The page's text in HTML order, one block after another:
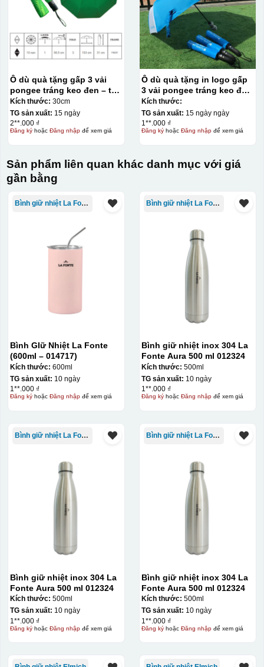
Ô dù quà tặng gấp 3 vải
pongee tráng keo đen – tự
động 2 chiều R58.5cm KQ-
OD21
Kích thước: 30cm
TG sản xuất: 15 ngày
2**.000 ₫
Đăng kýhoặc Đăng nhậpđể xem giá
Ô dù quà tặng in logo gấp
3 vải pongee tráng keo đen
– tự động 1 chiều R58cm
KQ-OD13
Kích thước:
TG sản xuất: 15 ngày ngày
1**.000 ₫
Đăng kýhoặc Đăng nhậpđể xem giá
Sản phẩm liên quan khác danh mục với giá
gần bằng
Bình giữ nhiệt La Fonte
Bình GIữ Nhiệt La Fonte
(600ml – 014717)
Kích thước: 600ml
TG sản xuất: 10 ngày
1**.000 ₫
Đăng kýhoặc Đăng nhậpđể xem giá
Bình giữ nhiệt La Fonte
Bình giữ nhiệt inox 304 La
Fonte Aura 500 ml 012324
Kích thước: 500ml
TG sản xuất: 10 ngày
1**.000 ₫
Đăng kýhoặc Đăng nhậpđể xem giá
Bình giữ nhiệt La Fonte
Bình giữ nhiệt inox 304 La
Fonte Aura 500 ml 012324
Kích thước: 500ml
TG sản xuất: 10 ngày
1**.000 ₫
Đăng kýhoặc Đăng nhậpđể xem giá
Bình giữ nhiệt La Fonte
Bình giữ nhiệt inox 304 La
Fonte Aura 500 ml 012324
Kích thước: 500ml
TG sản xuất: 10 ngày
1**.000 ₫
Đăng kýhoặc Đăng nhậpđể xem giá